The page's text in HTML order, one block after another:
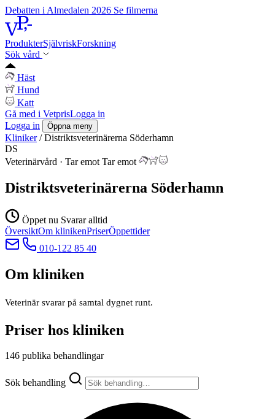
Debatten i Almedalen 2026 Se filmerna
ProdukterSjälvriskForskning
Sök vård
Häst
Hund
Katt
Gå med i VetprisLogga in
Logga in
Öppna meny
Kliniker / Distriktsveterinärerna Söderhamn
DS
Veterinärvård · Tar emot Tar emot
Distriktsveterinärerna Söderhamn
Öppet nu Svarar alltid
ÖversiktOm klinikenPriserÖppettider
010-122 85 40
Om kliniken
Veterinär svarar på samtal dygnet runt.
Priser hos kliniken
146 publika behandlingar
Sök behandling